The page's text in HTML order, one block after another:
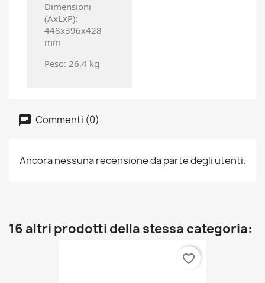
Dimensioni
(AxLxP):
448x396x428
mm
Peso: 26.4 kg
Commenti (0)
Ancora nessuna recensione da parte degli utenti.
16 altri prodotti della stessa categoria:
favorite_border